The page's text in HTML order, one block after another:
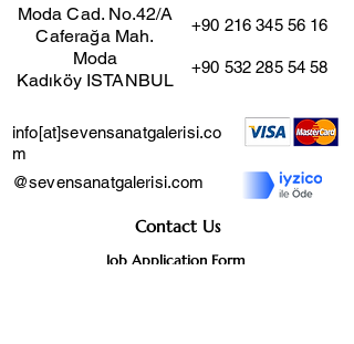
Moda Cad. No.42/A
Caferağa Mah.
Moda
Kadıköy ISTANBUL
+90 216 345 56 16
+90 532 285 54 58
info[at]sevensanatgalerisi.co
m
@sevensanatgalerisi.com
Contact Us
Job Application Form